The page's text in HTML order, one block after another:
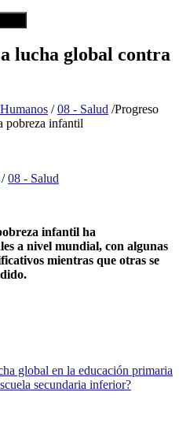
lucha global contra
/ 08 - Salud /Progreso
pobreza infantil
/08 - Salud
infantil ha
a nivel mundial, con algunas
mientras que otras se
global en la educación primaria
secundaria inferior?